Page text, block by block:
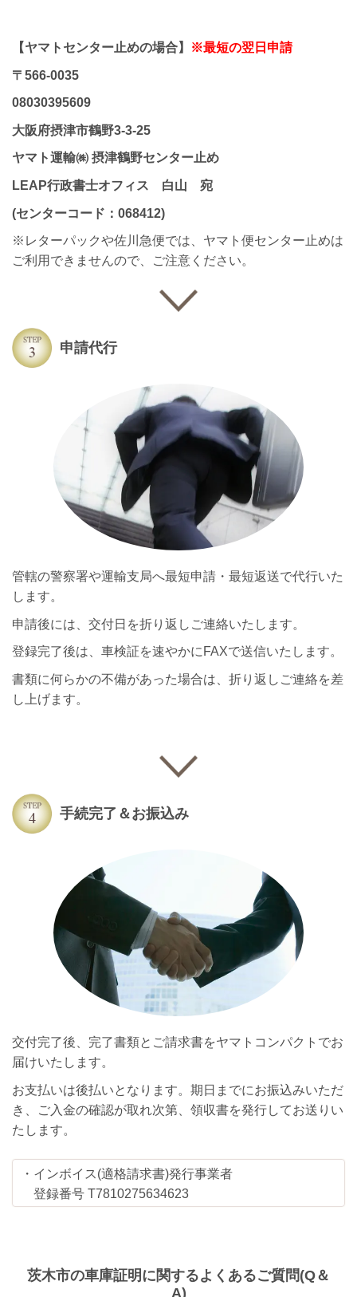
【ヤマトセンター止めの場合】 ※最短の翌日申請
〒566-0035
08030395609
大阪府摂津市鶴野3-3-25
ヤマト運輸㈱ 摂津鶴野センター止め
LEAP行政書士オフィス 白山 宛
(センターコード：068412)
※レターパックや佐川急便では、ヤマト便センター止めは
ご利用できませんので、ご注意ください。
申請代行
管轄の警察署や運輸支局へ最短申請・最短返送で代行いた
します。
申請後には、交付日を折り返しご連絡いたします。
登録完了後は、車検証を速やかにFAXで送信いたします。
書類に何らかの不備があった場合は、折り返しご連絡を差
し上げます。
手続完了＆お振込み
交付完了後、完了書類とご請求書をヤマトコンパクトでお
届けいたします。
お支払いは後払いとなります。期日までにお振込みいただ
き、ご入金の確認が取れ次第、領収書を発行してお送りい
たします。
・インボイス(適格請求書)発行事業者
登録番号 T7810275634623
茨木市の車庫証明に関するよくあるご質問(Q＆
A)